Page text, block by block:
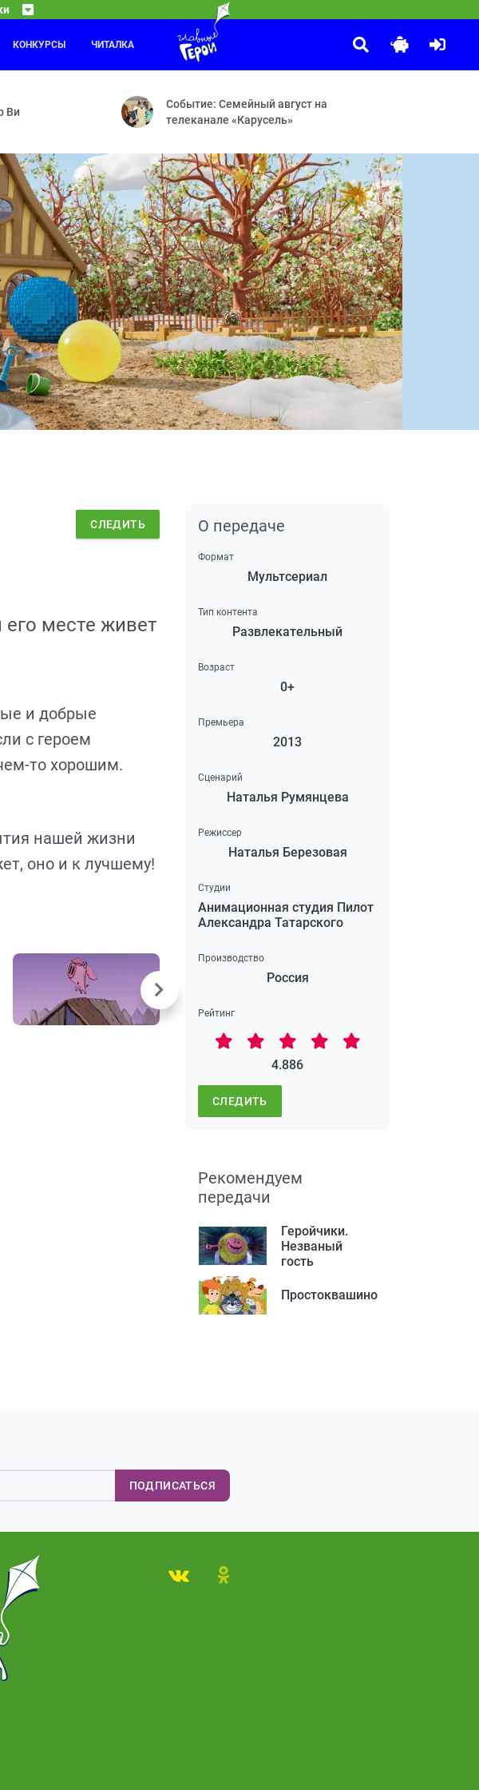
Каникулы Биби — Полёты во сне и наяву — Прощай, Бараш! — Красота — Мисс
Грабли — Робот — Сонные каникулы — Ярмарка — День ошибок — Моя няня —
Спокойной ночи, малыши!
Передача «Спокойной ночи, малыши!» — уникальное
КОНКУРСЫ ЧИТАЛКА
Ви
Событие: Семейный август на
телеканале «Карусель»
СЛЕДИТЬ
месте живет
и добрые
с героем
то хорошим.
нашей жизни
оно и к лучшему!
О передаче
Формат
Мультсериал
Тип контента
Развлекательный
Возраст
0+
Премьера
2013
Сценарий
Наталья Румянцева
Режиссер
Наталья Березовая
Студии
Анимационная студия Пилот
Александра Татарского
Производство
Россия
Рейтинг
4.886
СЛЕДИТЬ
Рекомендуем
передачи
Геройчики.
Незваный
гость
Простоквашино
ПОДПИСАТЬСЯ